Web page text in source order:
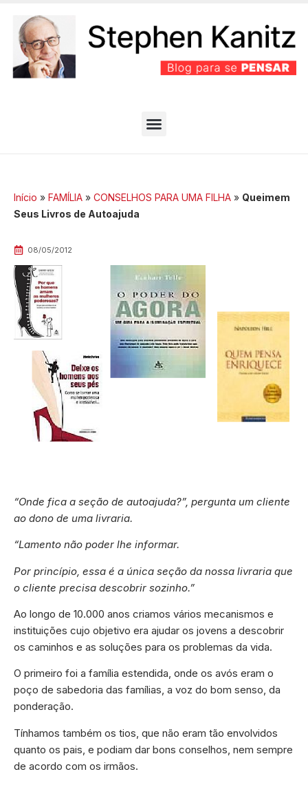
Início » FAMÍLIA » CONSELHOS PARA UMA FILHA » Queimem
Seus Livros de Autoajuda
08/05/2012
“Onde fica a seção de autoajuda?”, pergunta um cliente
ao dono de uma livraria.
“Lamento não poder lhe informar.
Por princípio, essa é a única seção da nossa livraria que
o cliente precisa descobrir sozinho.”
Ao longo de 10.000 anos criamos vários mecanismos e
instituições cujo objetivo era ajudar os jovens a descobrir
os caminhos e as soluções para os problemas da vida.
O primeiro foi a família estendida, onde os avós eram o
poço de sabedoria das famílias, a voz do bom senso, da
ponderação.
Tínhamos também os tios, que não eram tão envolvidos
quanto os pais, e podiam dar bons conselhos, nem sempre
de acordo com os irmãos.